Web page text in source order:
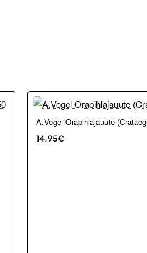
A.Vogel Orapihlajauute
14.95€